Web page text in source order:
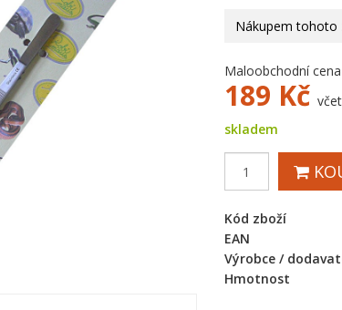
Nákupem tohoto
Maloobchodní
189 Kč
skladem
Kód zboží
EAN
Výrobce /
Hmotnost